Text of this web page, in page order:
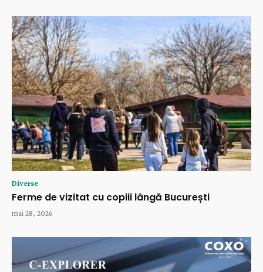
Diverse
Ferme de vizitat cu copiii lângă București
mai 28, 2026